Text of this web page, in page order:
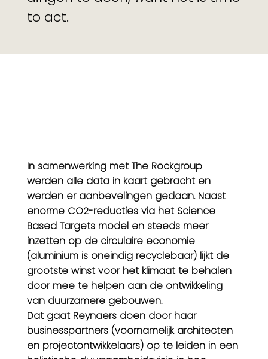
In samenwerking met The Rockgroup
werden alle data in kaart gebracht en
werden er aanbevelingen gedaan. Naast
enorme CO2-reducties via het Science
Based Targets model en steeds meer
inzetten op de circulaire economie
(aluminium is oneindig recyclebaar) lijkt de
grootste winst voor het klimaat te behalen
door mee te helpen aan de ontwikkeling
van duurzamere gebouwen.
Dat gaat Reynaers doen door haar
businesspartners (voornamelijk architecten
en projectontwikkelaars) op te leiden in een
to act.